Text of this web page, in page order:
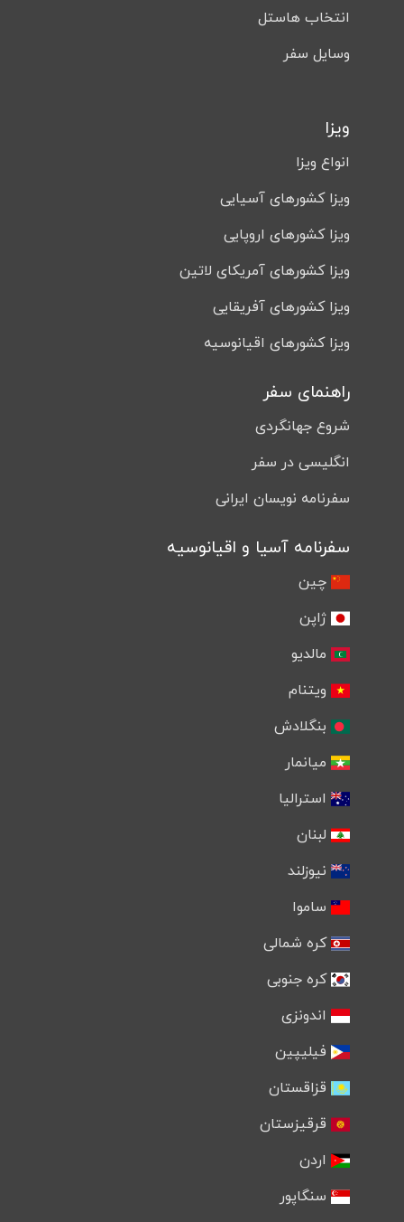
انتخاب هاستل
وسایل سفر
ویزا
انواع ویزا
ویزا کشورهای آسیایی
ویزا کشورهای اروپایی
ویزا کشورهای آمریکای لاتین
ویزا کشورهای آفریقایی
ویزا کشورهای اقیانوسیه
راهنمای سفر
شروع جهانگردی
انگلیسی در سفر
سفرنامه نویسان ایرانی
سفرنامه آسیا و اقیانوسیه
چین
ژاپن
مالدیو
ویتنام
بنگلادش
میانمار
استرالیا
لبنان
نیوزلند
ساموا
کره شمالی
کره جنوبی
اندونزی
فیلیپین
قزاقستان
قرقیزستان
اردن
سنگاپور